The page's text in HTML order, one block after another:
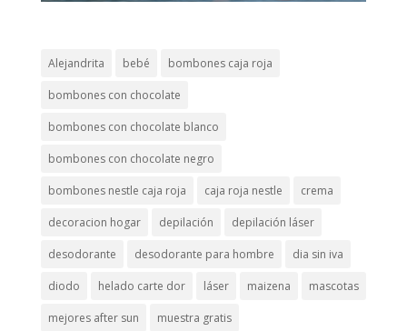
Alejandrita bebé bombones caja roja
bombones con chocolate
bombones con chocolate blanco
bombones con chocolate negro
bombones nestle caja roja caja roja nestle crema
decoracion hogar depilación depilación láser
desodorante desodorante para hombre dia sin iva
diodo helado carte dor láser maizena mascotas
mejores after sun muestra gratis